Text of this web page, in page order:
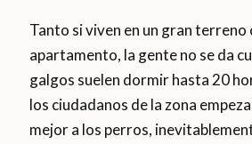
Tanto si viven en un gran terreno
apartamento, la gente no se da
galgos suelen dormir hasta 20
los ciudadanos de la zona
mejor a los perros,